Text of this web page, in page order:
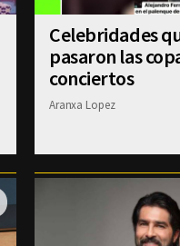
Celebridades
pasaron las
conciertos
Aranxa Lopez